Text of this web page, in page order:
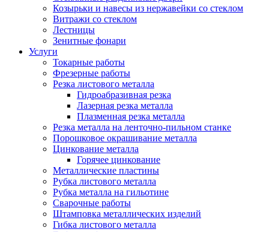
Козырьки и навесы из нержавейки со стеклом
Витражи со стеклом
Лестницы
Зенитные фонари
Услуги
Токарные работы
Фрезерные работы
Резка листового металла
Гидроабразивная резка
Лазерная резка металла
Плазменная резка металла
Резка металла на ленточно-пильном станке
Порошковое окрашивание металла
Цинкование металла
Горячее цинкование
Металлические пластины
Рубка листового металла
Рубка металла на гильотине
Сварочные работы
Штамповка металлических изделий
Гибка листового металла